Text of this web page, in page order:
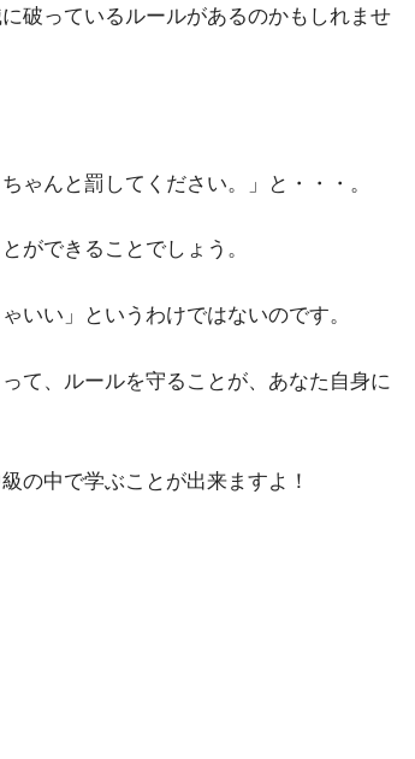
破っているルールがあるのかもしれませ
ゃんと罰してください。」と・・・。
ができることでしょう。
いい」というわけではないのです。
て、ルールを守ることが、あなた自身に
の中で学ぶことが出来ますよ！